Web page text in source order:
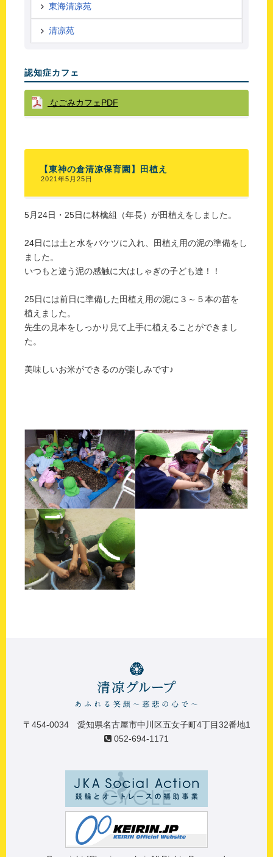
東海清凉苑
清凉苑
認知症カフェ
なごみカフェPDF
【東神の倉清凉保育園】田植え
2021年5月25日
5月24日・25日に林檎組（年長）が田植えをしました。
24日には土と水をバケツに入れ、田植え用の泥の準備をし
ました。
いつもと違う泥の感触に大はしゃぎの子ども達！！
25日には前日に準備した田植え用の泥に３～５本の苗を
植えました。
先生の見本をしっかり見て上手に植えることができまし
た。
美味しいお米ができるのが楽しみです♪
〒454-0034 愛知県名古屋市中川区五女子町4丁目32番地1
052-694-1171